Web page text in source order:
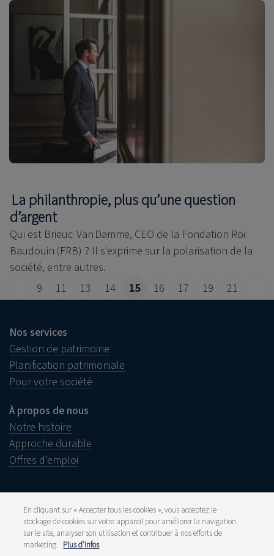
La philanthropie, plus qu’une question
d’argent
Qui est Brieuc Van Damme, CEO de la Fondation Roi
Baudouin (FRB) ? Il s'exprime sur la polarisation de la
société, entre autres.
9
11 13 14 15 16 17 19 21
Nos services
Gestion de patrimoine
Planification patrimoniale
Pour votre société
À propos de nous
Notre histoire
Approche durable
Offres d’emploi
Informations juridiques
Disclaimer
Plainte
En cliquant sur « Accepter tous les cookies », vous acceptez le
stockage de cookies sur votre appareil pour améliorer la navigation
sur le site, analyser son utilisation et contribuer à nos efforts de
marketing. Plus d'infos